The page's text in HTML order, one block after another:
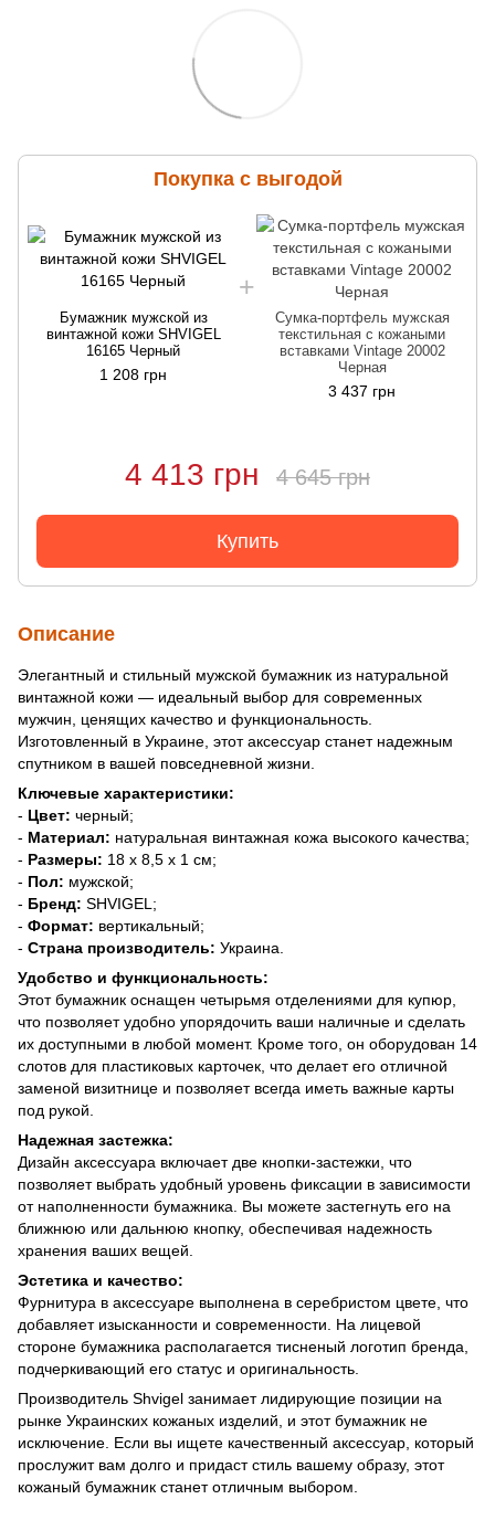
Покупка с выгодой
Бумажник мужской из
винтажной кожи SHVIGEL
16165 Черный
1 208 грн
Сумка-портфель мужская
текстильная с кожаными
вставками Vintage 20002
Черная
3 437 грн
4 413 грн 4 645 грн
Купить
Описание
Элегантный и стильный мужской бумажник из натуральной
винтажной кожи — идеальный выбор для современных
мужчин, ценящих качество и функциональность.
Изготовленный в Украине, этот аксессуар станет надежным
спутником в вашей повседневной жизни.
Ключевые характеристики:
- Цвет: черный;
- Материал: натуральная винтажная кожа высокого качества;
- Размеры: 18 х 8,5 х 1 см;
- Пол: мужской;
- Бренд: SHVIGEL;
- Формат: вертикальный;
- Страна производитель: Украина.
Удобство и функциональность:
Этот бумажник оснащен четырьмя отделениями для купюр,
что позволяет удобно упорядочить ваши наличные и сделать
их доступными в любой момент. Кроме того, он оборудован 14
слотов для пластиковых карточек, что делает его отличной
заменой визитнице и позволяет всегда иметь важные карты
под рукой.
Надежная застежка:
Дизайн аксессуара включает две кнопки-застежки, что
позволяет выбрать удобный уровень фиксации в зависимости
от наполненности бумажника. Вы можете застегнуть его на
ближнюю или дальнюю кнопку, обеспечивая надежность
хранения ваших вещей.
Эстетика и качество:
Фурнитура в аксессуаре выполнена в серебристом цвете, что
добавляет изысканности и современности. На лицевой
стороне бумажника располагается тисненый логотип бренда,
подчеркивающий его статус и оригинальность.
Производитель Shvigel занимает лидирующие позиции на
рынке Украинских кожаных изделий, и этот бумажник не
исключение. Если вы ищете качественный аксессуар, который
прослужит вам долго и придаст стиль вашему образу, этот
кожаный бумажник станет отличным выбором.